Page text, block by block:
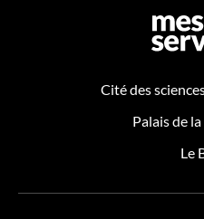
Cité des
Palais de
Le